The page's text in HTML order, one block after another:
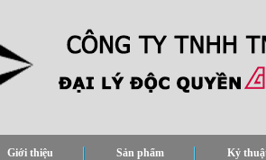
Giới thiệu Sản phẩm Kỷ